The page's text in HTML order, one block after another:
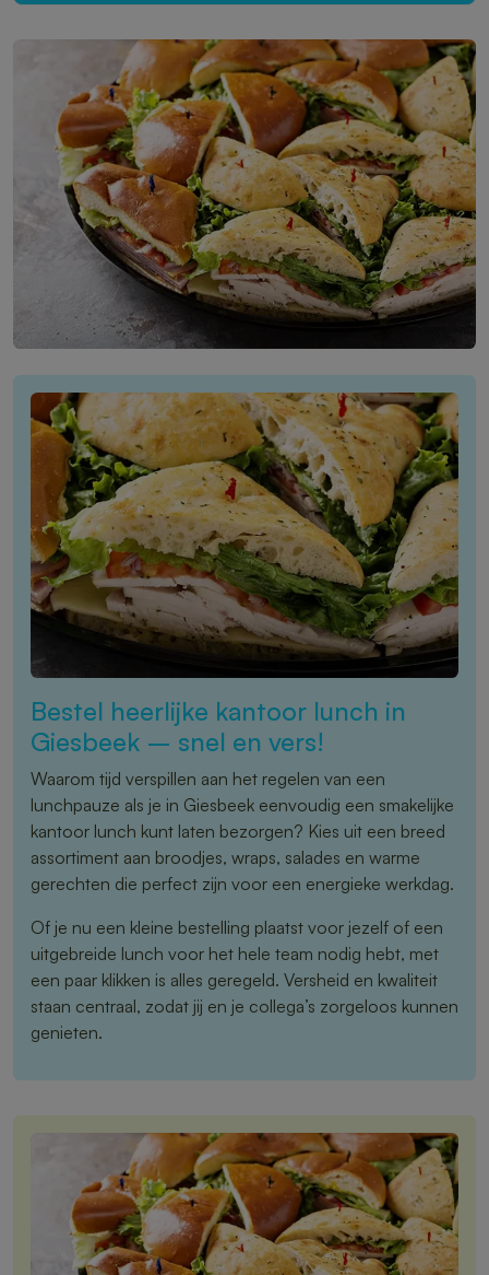
Bestel heerlijke kantoor lunch in
Giesbeek – snel en vers!
Waarom tijd verspillen aan het regelen van een
lunchpauze als je in Giesbeek eenvoudig een smakelijke
kantoor lunch kunt laten bezorgen? Kies uit een breed
assortiment aan broodjes, wraps, salades en warme
gerechten die perfect zijn voor een energieke werkdag.
Of je nu een kleine bestelling plaatst voor jezelf of een
uitgebreide lunch voor het hele team nodig hebt, met
een paar klikken is alles geregeld. Versheid en kwaliteit
staan centraal, zodat jij en je collega’s zorgeloos kunnen
genieten.